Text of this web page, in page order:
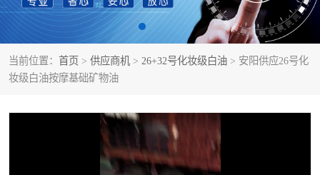
当前位置： 首页 > 供应商机 > 26+32号化妆级白油 > 安阳供应26号化
妆级白油按摩基础矿物油
6号+120号溶剂油 260号溶剂油
异构烷烃 天然乳胶
26+32号化妆级白油 46+68号化妆级白油